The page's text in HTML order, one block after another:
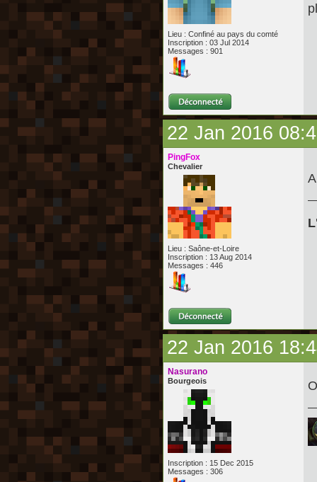
Lieu : Confiné au pays du comté
Inscription : 03 Jul 2014
Messages : 901
22 Jan 2016
PingFox
Chevalier
Lieu : Saône-et-Loire
Inscription : 13 Aug 2014
Messages : 446
22 Jan 2016
Nasurano
Bourgeois
Inscription : 15 Dec 2015
Messages : 306